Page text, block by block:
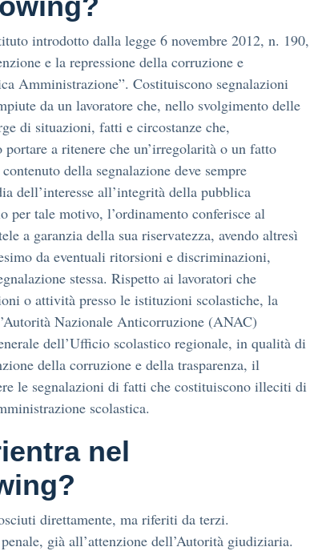
introdotto dalla legge 6 novembre 2012, n. 190,
e la repressione della corruzione e
Amministrazione”. Costituiscono segnalazioni
da un lavoratore che, nello svolgimento delle
di situazioni, fatti e circostanze che,
portare a ritenere che un’irregolarità o un fatto
della segnalazione deve sempre
dell’interesse all’integrità della pubblica
per tale motivo, l’ordinamento conferisce al
a garanzia della sua riservatezza, avendo altresì
da eventuali ritorsioni e discriminazioni,
stessa. Rispetto ai lavoratori che
o attività presso le istituzioni scolastiche, la
Nazionale Anticorruzione (ANAC)
dell’Ufficio scolastico regionale, in qualità di
della corruzione e della trasparenza, il
le segnalazioni di fatti che costituiscono illeciti di
scolastica.
nel
direttamente, ma riferiti da terzi.
già all’attenzione dell’Autorità giudiziaria.